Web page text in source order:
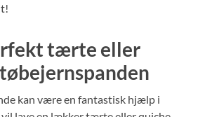
tærte eller
kan være en fantastisk hjælp i